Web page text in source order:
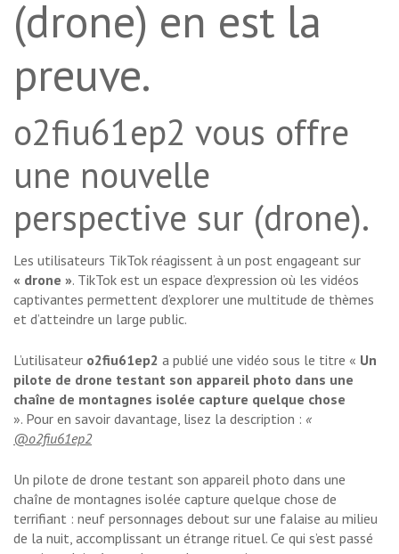
(drone) en est la
preuve.
o2fiu61ep2 vous offre
une nouvelle
perspective sur (drone).
Les utilisateurs TikTok réagissent à un post engageant sur
« drone ». TikTok est un espace d’expression où les vidéos
captivantes permettent d’explorer une multitude de thèmes
et d’atteindre un large public.
L’utilisateur o2fiu61ep2 a publié une vidéo sous le titre « Un
pilote de drone testant son appareil photo dans une
chaîne de montagnes isolée capture quelque chose
». Pour en savoir davantage, lisez la description : «
@o2fiu61ep2
Un pilote de drone testant son appareil photo dans une
chaîne de montagnes isolée capture quelque chose de
terrifiant : neuf personnages debout sur une falaise au milieu
de la nuit, accomplissant un étrange rituel. Ce qui s’est passé